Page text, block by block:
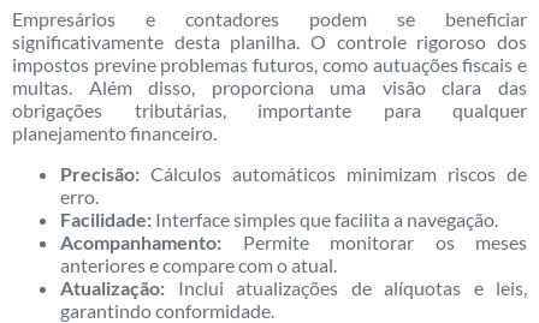
Empresários e contadores podem se beneficiar
significativamente desta planilha. O controle rigoroso dos
impostos previne problemas futuros, como autuações fiscais e
multas. Além disso, proporciona uma visão clara das
obrigações tributárias, importante para qualquer
planejamento financeiro.
Precisão: Cálculos automáticos minimizam riscos de
erro.
Facilidade: Interface simples que facilita a navegação.
Acompanhamento: Permite monitorar os meses
anteriores e compare com o atual.
Atualização: Inclui atualizações de alíquotas e leis,
garantindo conformidade.